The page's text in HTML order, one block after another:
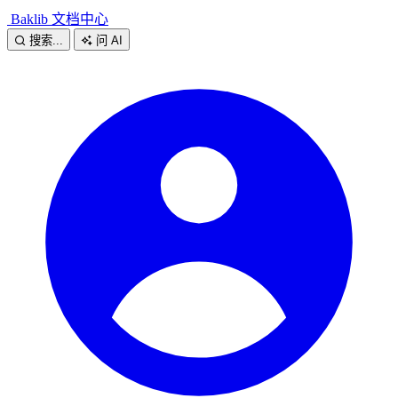
Baklib 文档中心
搜索... 问 AI